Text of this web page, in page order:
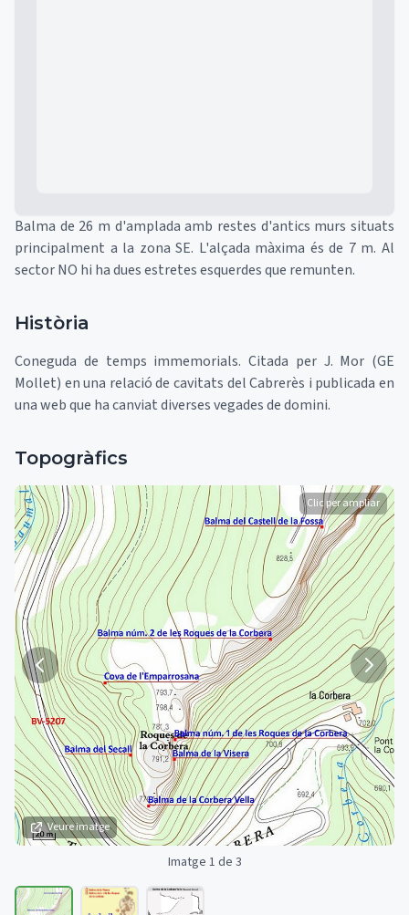
Balma de 26 m d'amplada amb restes d'antics murs situats
principalment a la zona SE. L'alçada màxima és de 7 m. Al
sector NO hi ha dues estretes esquerdes que remunten.
Història
Coneguda de temps immemorials. Citada per J. Mor (GE
Mollet) en una relació de cavitats del Cabrerès i publicada en
una web que ha canviat diverses vegades de domini.
Topogràfics
Veure imatge
Clic per ampliar
Imatge 1 de 3